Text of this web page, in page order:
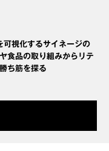
可視化するサイネージの
食品の取り組みからリテ
ち筋を探る